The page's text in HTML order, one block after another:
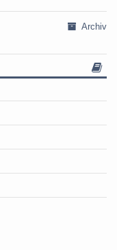
Archiv